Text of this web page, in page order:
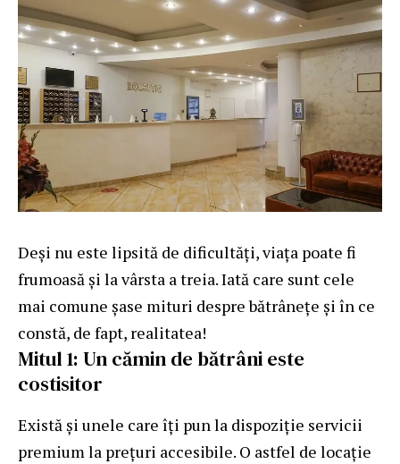
Deși nu este lipsită de dificultăți, viața poate fi
frumoasă și la vârsta a treia. Iată care sunt cele
mai comune șase mituri despre bătrânețe și în ce
constă, de fapt, realitatea!
Mitul 1: Un cămin de bătrâni este
costisitor
Există și unele care îți pun la dispoziție servicii
premium la prețuri accesibile. O astfel de locație